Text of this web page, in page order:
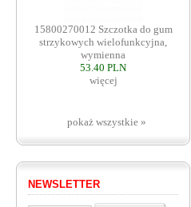
15800270012 Szczotka do gum
strzykowych wielofunkcyjna,
wymienna
53.40 PLN
więcej
pokaż wszystkie »
NEWSLETTER